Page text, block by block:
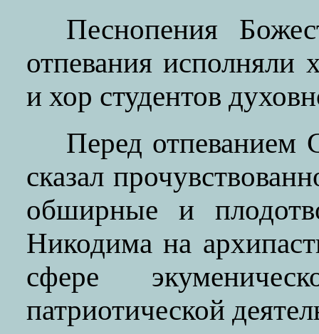
Песнопения
отпевания исполняли
и хор студентов
Перед отпеванием
сказал
обширные и
Никодима на
сфере
патриотической